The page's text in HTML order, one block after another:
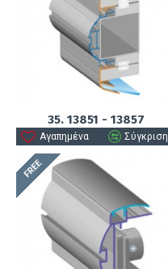
35. 13851 - 13857
Αγαπημένα Σύγκριση
FREE